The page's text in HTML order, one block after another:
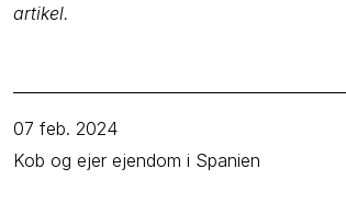
artikel.
07 feb. 2024
Kob og ejer ejendom i Spanien